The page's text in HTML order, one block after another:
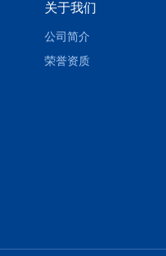
关于我们
公司简介
荣誉资质